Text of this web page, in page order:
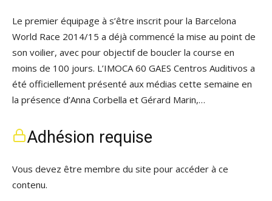
Le premier équipage à s’être inscrit pour la Barcelona
World Race 2014/15 a déjà commencé la mise au point de
son voilier, avec pour objectif de boucler la course en
moins de 100 jours. L’IMOCA 60 GAES Centros Auditivos a
été officiellement présenté aux médias cette semaine en
la présence d’Anna Corbella et Gérard Marin,…
Adhésion requise
Vous devez être membre du site pour accéder à ce
contenu.